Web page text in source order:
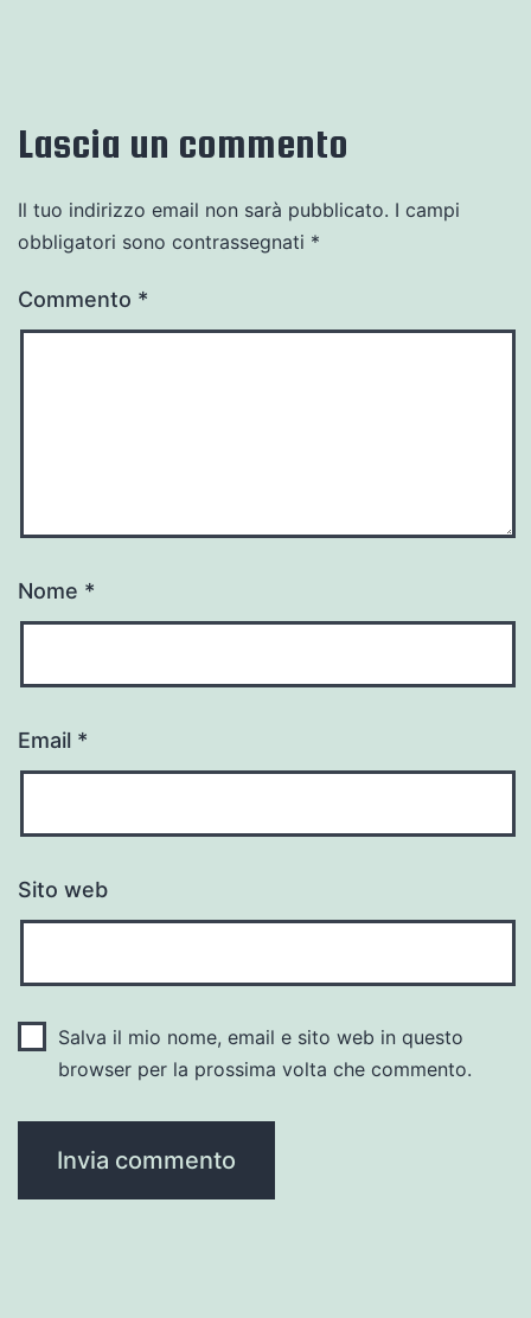
Lascia un commento
Il tuo indirizzo email non sarà pubblicato. I campi
obbligatori sono contrassegnati *
Commento *
Nome *
Email *
Sito web
Salva il mio nome, email e sito web in questo
browser per la prossima volta che commento.